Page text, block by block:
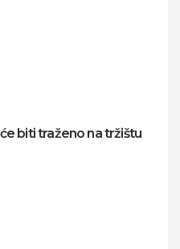
biti traženo na tržištu